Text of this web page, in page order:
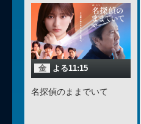
金 よる11:15
名探偵のままでいて